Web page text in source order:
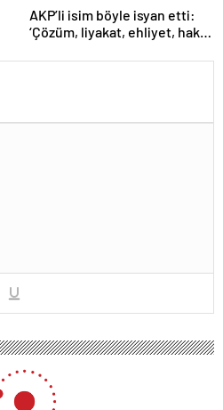
AKP’li isim böyle isyan etti:
‘Çözüm, liyakat, ehliyet, hak,